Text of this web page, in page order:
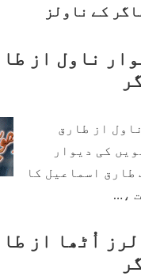
کے ناولز
ناول از
از طارق
کی دیوار
طارق اسماعیل کا
،…
اُٹھا از